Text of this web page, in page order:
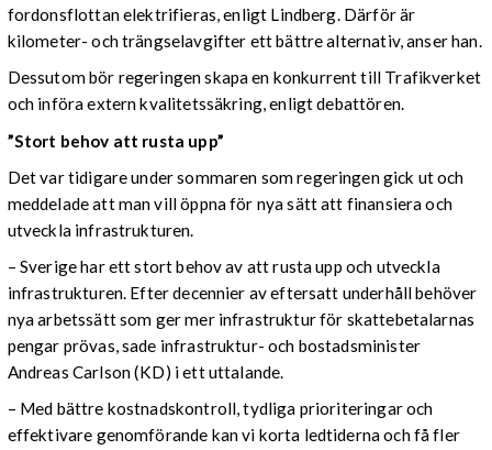
fordonsflottan elektrifieras, enligt Lindberg. Därför är
kilometer- och trängselavgifter ett bättre alternativ, anser han.
Dessutom bör regeringen skapa en konkurrent till Trafikverket
och införa extern kvalitetssäkring, enligt debattören.
”Stort behov att rusta upp”
Det var tidigare under sommaren som regeringen gick ut och
meddelade att man vill öppna för nya sätt att finansiera och
utveckla infrastrukturen.
– Sverige har ett stort behov av att rusta upp och utveckla
infrastrukturen. Efter decennier av eftersatt underhåll behöver
nya arbetssätt som ger mer infrastruktur för skattebetalarnas
pengar prövas, sade infrastruktur- och bostadsminister
Andreas Carlson (KD) i ett uttalande.
– Med bättre kostnadskontroll, tydliga prioriteringar och
effektivare genomförande kan vi korta ledtiderna och få fler